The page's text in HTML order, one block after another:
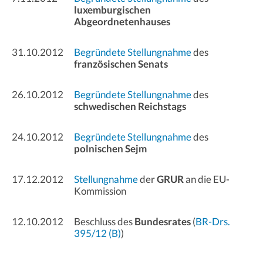
luxemburgischen
Abgeordnetenhauses
31.10.2012 Begründete Stellungnahmedes
französischen Senats
26.10.2012 Begründete Stellungnahmedes
schwedischen Reichstags
24.10.2012 Begründete Stellungnahmedes
polnischen Sejm
17.12.2012 StellungnahmederGRURan die EU-
Kommission
12.10.2012 Beschluss desBundesrates(BR-Drs.
395/12 (B))